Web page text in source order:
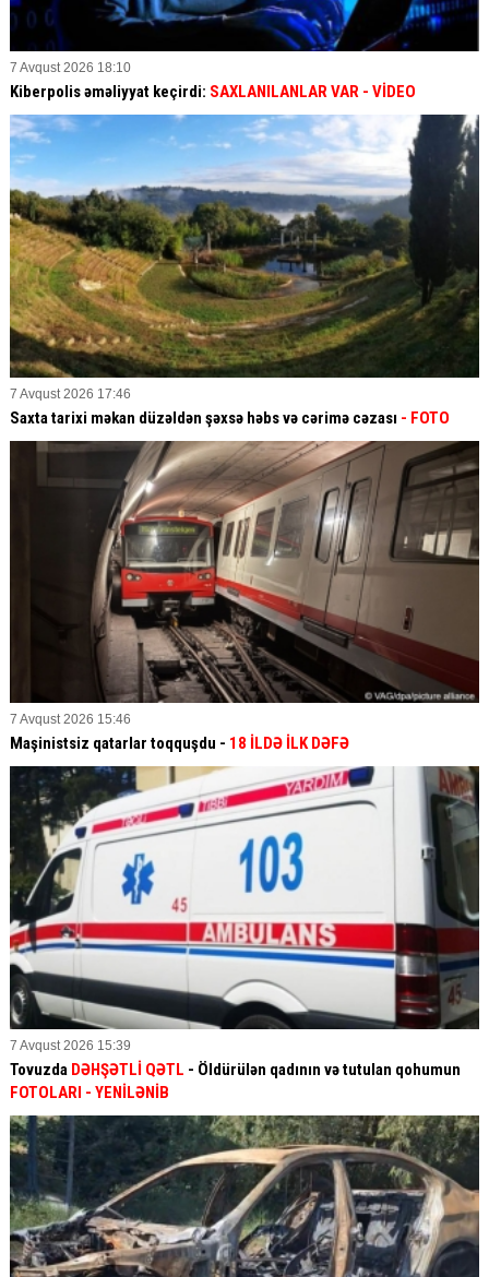
7 Avqust 2026 18:10
Kiberpolis əməliyyat keçirdi: SAXLANILANLAR VAR - VİDEO
7 Avqust 2026 17:46
Saxta tarixi məkan düzəldən şəxsə həbs və cərimə cəzası - FOTO
7 Avqust 2026 15:46
Maşinistsiz qatarlar toqquşdu - 18 İLDƏ İLK DƏFƏ
7 Avqust 2026 15:39
Tovuzda DƏHŞƏTLİ QƏTL - Öldürülən qadının və tutulan qohumun
FOTOLARI - YENİLƏNİB